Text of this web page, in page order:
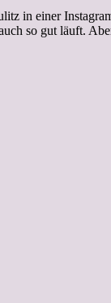
in einer
so gut läuft.